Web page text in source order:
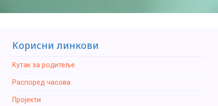
Kорисни линкови
Кутак за родитеље
Распоред часова
Пројекти